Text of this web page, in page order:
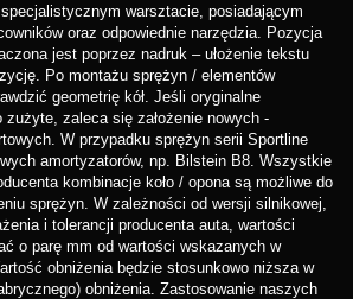
warsztacie, posiadającym
oraz odpowiednie narzędzia. Pozycja
jest poprzez nadruk – ułożenie tekstu
Po montażu sprężyn / elementów
geometrię kół. Jeśli oryginalne
zaleca się założenie nowych -
W przypadku sprężyn serii Sportline
amortyzatorów, np. Bilstein B8. Wszystkie
kombinacje koło / opona są możliwe do
sprężyn. W zależności od wersji silnikowej,
i tolerancji producenta auta, wartości
o parę mm od wartości wskazanych w
obniżenia będzie stosunkowo niższa w
obniżenia. Zastosowanie naszych